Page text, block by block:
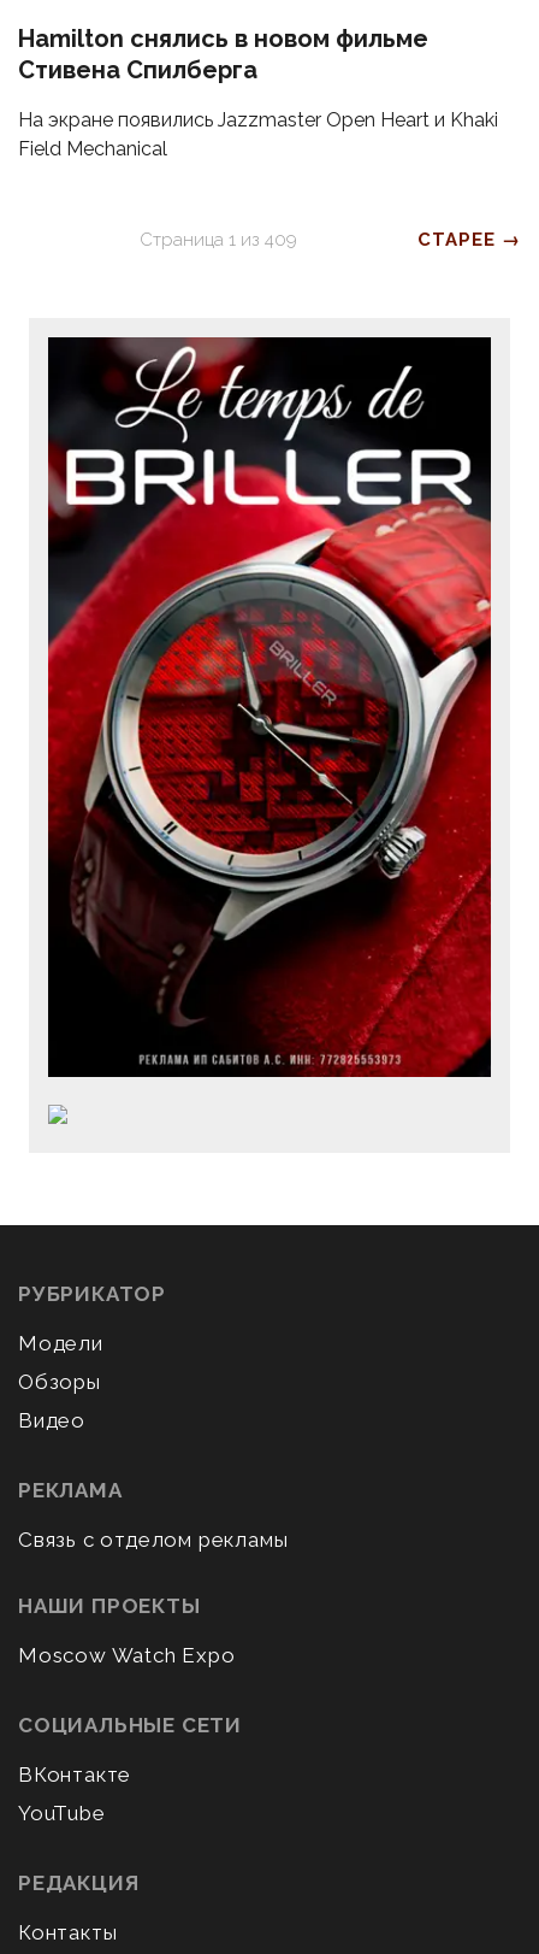
Hamilton снялись в новом фильме
Стивена Спилберга
На экране появились Jazzmaster Open Heart и Khaki
Field Mechanical
Страница 1из 409 СТАРЕЕ →
РУБРИКАТОР
Модели
Обзоры
Видео
РЕКЛАМА
Связь с отделом рекламы
НАШИ ПРОЕКТЫ
Moscow Watch Expo
СОЦИАЛЬНЫЕ СЕТИ
ВКонтакте
YouTube
РЕДАКЦИЯ
Контакты